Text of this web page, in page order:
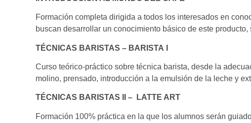
Formación completa dirigida a todos los interesados en
buscan desarrollar un conocimiento básico de este
TÉCNICAS BARISTAS – BARISTA I
Curso teórico-práctico sobre técnica barista, desde la
molino, prensado, introducción a la emulsión de la leche y
TÉCNICAS BARISTAS II – LATTE ART
Formación 100% práctica en la que los alumnos serán